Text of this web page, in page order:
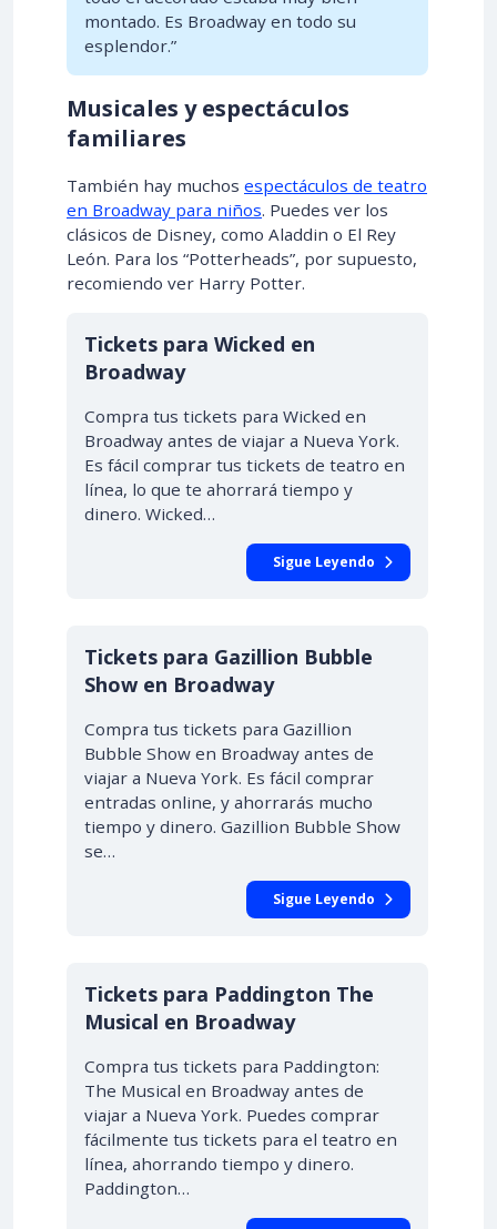
montado. Es Broadway en todo su
esplendor.”
Musicales y espectáculos
familiares
También hay muchos espectáculos de teatro
en Broadway para niños. Puedes ver los
clásicos de Disney, como Aladdin o El Rey
León. Para los “Potterheads”, por supuesto,
recomiendo ver Harry Potter.
Tickets para Wicked en
Broadway
Compra tus tickets para Wicked en
Broadway antes de viajar a Nueva York.
Es fácil comprar tus tickets de teatro en
línea, lo que te ahorrará tiempo y
dinero. Wicked…
Sigue Leyendo
Tickets para Gazillion Bubble
Show en Broadway
Compra tus tickets para Gazillion
Bubble Show en Broadway antes de
viajar a Nueva York. Es fácil comprar
entradas online, y ahorrarás mucho
tiempo y dinero. Gazillion Bubble Show
se…
Sigue Leyendo
Tickets para Paddington The
Musical en Broadway
Compra tus tickets para Paddington:
The Musical en Broadway antes de
viajar a Nueva York. Puedes comprar
fácilmente tus tickets para el teatro en
línea, ahorrando tiempo y dinero.
Paddington…